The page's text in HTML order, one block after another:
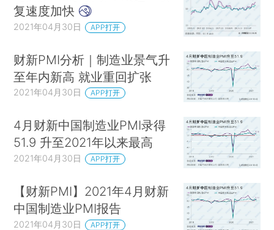
复速度加快
2021年04月30日 APP打开
财新PMI分析｜制造业景气升
至年内新高 就业重回扩张
2021年04月30日 APP打开
4月财新中国制造业PMI录得
51.9 升至2021年以来最高
2021年04月30日 APP打开
【财新PMI】2021年4月财新
中国制造业PMI报告
2021年04月30日 APP打开